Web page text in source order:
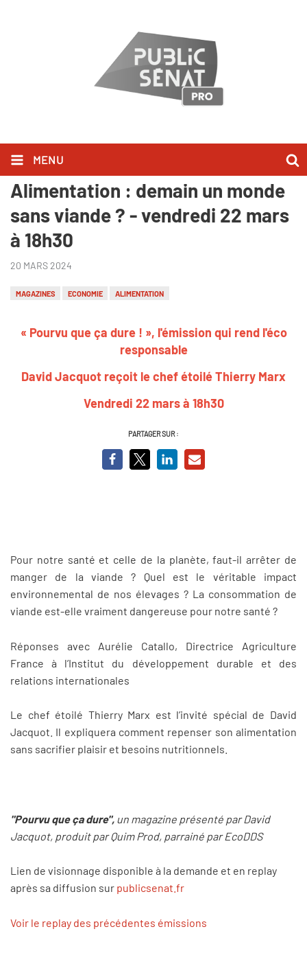
MENU
"Pourvu que ça dure !
Alimentation : demain un monde
sans viande ? - vendredi 22 mars
à 18h30
20 MARS 2024
MAGAZINES ECONOMIE ALIMENTATION
« Pourvu que ça dure ! », l'émission qui rend l'éco
responsable
David Jacquot reçoit le chef étoilé Thierry Marx
Vendredi 22 mars à 18h30
PARTAGER SUR :
Pour notre santé et celle de la planète, faut-il arrêter de
manger de la viande ? Quel est le véritable impact
environnemental de nos élevages ? La consommation de
viande est-elle vraiment dangereuse pour notre santé ?
Réponses avec Aurélie Catallo, Directrice Agriculture
France à l’Institut du développement durable et des
relations internationales
Le chef étoilé Thierry Marx est l’invité spécial de David
Jacquot. Il expliquera comment repenser son alimentation
sans sacrifier plaisir et besoins nutritionnels.
"Pourvu que ça dure", un magazine présenté par David
Jacquot, produit par Quim Prod, parrainé par EcoDDS
Lien de visionnage disponible à la demande et en replay
après sa diffusion sur publicsenat.fr
Voir le replay des précédentes émissions